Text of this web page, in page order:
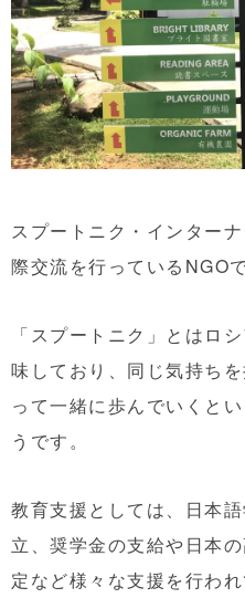
スプートニク・インター
際交流を行っているNGOで
「スプートニク」とはロ
味しており、同じ気持ち
って一緒に歩んでいくと
うです。
教育支援としては、日本
立、奨学金の支給や日本
定など様々な支援を行わ